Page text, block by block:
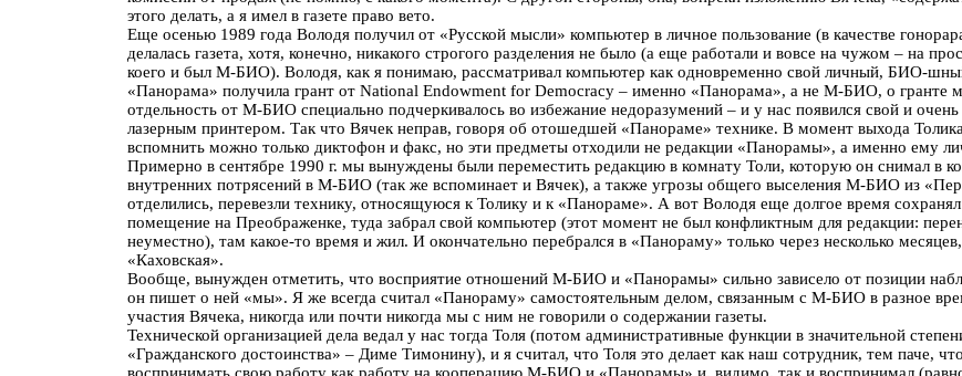
этого делать, а я имел в газете право вето.
Еще осенью 1989 года Володя получил от «Русской мысли» компьютер в личное пользование (в качестве
делалась газета, хотя, конечно, никакого строгого разделения не было (а еще работали и вовсе на чужом – на
коего и был М-БИО). Володя, как я понимаю, рассматривал компьютер как одновременно свой личный, БИО-
«Панорама» получила грант от National Endowment for Democracy – именно «Панорама», а не М-БИО, о гранте
отдельность от М-БИО специально подчеркивалось во избежание недоразумений – и у нас появился свой и
лазерным принтером. Так что Вячек неправ, говоря об отошедшей «Панораме» технике. В момент выхода
вспомнить можно только диктофон и факс, но эти предметы отходили не редакции «Панорамы», а именно ему
Примерно в сентябре 1990 г. мы вынуждены были переместить редакцию в комнату Толи, которую он снимал в
внутренних потрясений в М-БИО (так же вспоминает и Вячек), а также угрозы общего выселения М-БИО из
отделились, перевезли технику, относящуюся к Толику и к «Панораме». А вот Володя еще долгое время
помещение на Преображенке, туда забрал свой компьютер (этот момент не был конфликтным для редакции:
неуместно), там какое-то время и жил. И окончательно перебрался в «Панораму» только через несколько
«Каховская».
Вообще, вынужден отметить, что восприятие отношений М-БИО и «Панорамы» сильно зависело от позиции
он пишет о ней «мы». Я же всегда считал «Панораму» самостоятельным делом, связанным с М-БИО в разное
участия Вячека, никогда или почти никогда мы с ним не говорили о содержании газеты.
Технической организацией дела ведал у нас тогда Толя (потом административные функции в значительной
«Гражданского достоинства» – Диме Тимонину), и я считал, что Толя это делает как наш сотрудник, тем паче,